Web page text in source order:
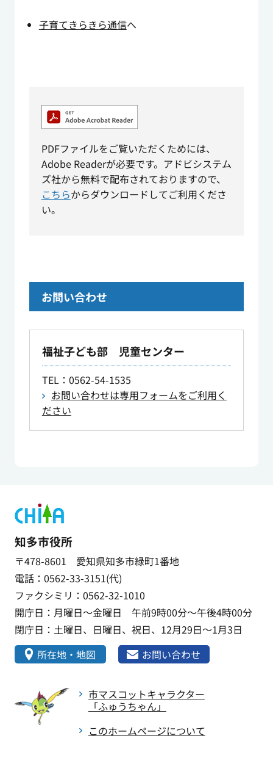
子育てきらきら通信へ
PDFファイルをご覧いただくためには、
Adobe Readerが必要です。アドビシステム
ズ社から無料で配布されておりますので、
こちらからダウンロードしてご利用くださ
い。
お問い合わせ
福祉子ども部 児童センター
TEL：0562-54-1535
お問い合わせは専用フォームをご利用く
ださい
知多市役所
〒478-8601 愛知県知多市緑町1番地
電話：0562-33-3151(代)
ファクシミリ：0562-32-1010
開庁日：月曜日～金曜日 午前9時00分～午後4時00分
閉庁日：土曜日、日曜日、祝日、12月29日～1月3日
所在地・地図
お問い合わせ
市マスコットキャラクター
「ふゅうちゃん」
このホームページについて